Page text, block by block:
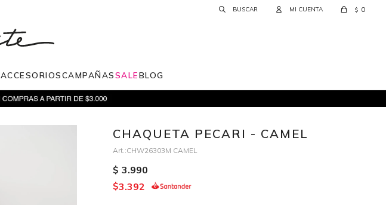
ACCESORIOSCAMPAÑASSALEBLOG
$ 0
CHAQUETA PECARI - CAMEL
CHW26303M CAMEL
$ 3.990
$3.392